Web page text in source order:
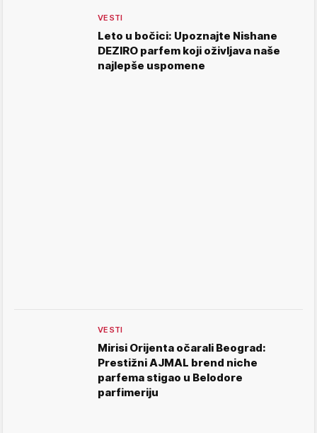
VESTI
Leto u bočici: Upoznajte Nishane
DEZIRO parfem koji oživljava naše
najlepše uspomene
VESTI
Mirisi Orijenta očarali Beograd:
Prestižni AJMAL brend niche
parfema stigao u Belodore
parfimeriju